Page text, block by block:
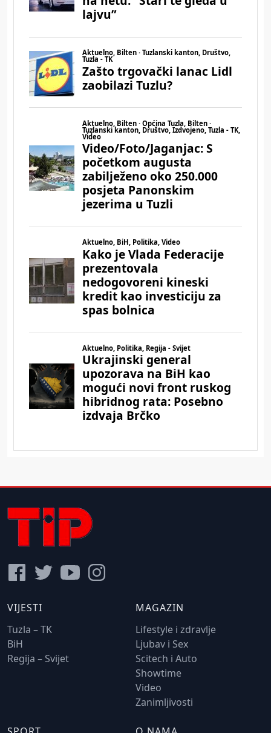
VIJESTI
Tuzla – TK
BiH
Regija – Svijet
MAGAZIN
Lifestyle i zdravlje
Ljubav i Sex
Scitech i Auto
Showtime
Video
Zanimljivosti